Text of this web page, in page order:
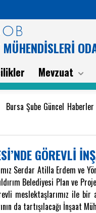
Mevzuat
Bursa Şube Güncel Haberler
GÖREVLİ
Serdar Atilla Erdem ve
Belediyesi Plan ve
meslektaşlarımız ile bir
da tartışılacağı İnşaat